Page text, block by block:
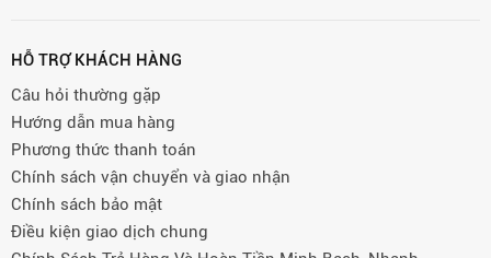
HỖ TRỢ KHÁCH HÀNG
Câu hỏi thường gặp
Hướng dẫn mua hàng
Phương thức thanh toán
Chính sách vận chuyển và giao nhận
Chính sách bảo mật
Điều kiện giao dịch chung